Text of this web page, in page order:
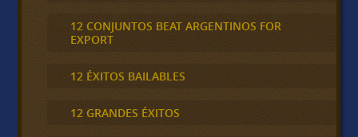
12 CONJUNTOS BEAT ARGENTINOS FOR
EXPORT
12 ÉXITOS BAILABLES
12 GRANDES ÉXITOS